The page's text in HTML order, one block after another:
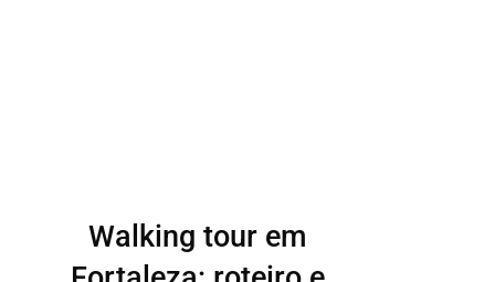
Walking tour em